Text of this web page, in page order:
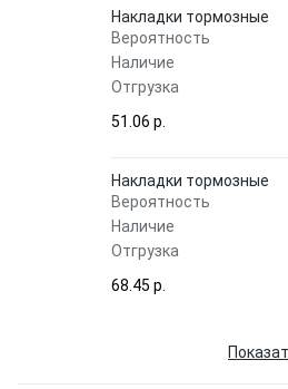
Накладки тормозные
Вероятность
Наличие
Отгрузка
51.06 p.
Накладки тормозные
Вероятность
Наличие
Отгрузка
68.45 p.